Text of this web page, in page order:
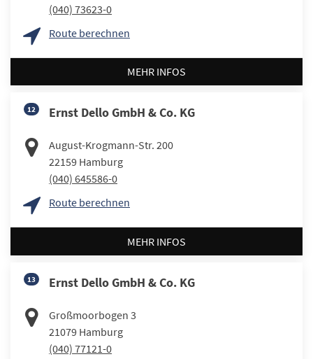
(040) 73623-0
Route berechnen
MEHR INFOS
12 Ernst Dello GmbH & Co. KG
August-Krogmann-Str. 200
22159 Hamburg
(040) 645586-0
Route berechnen
MEHR INFOS
13 Ernst Dello GmbH & Co. KG
Großmoorbogen 3
21079 Hamburg
(040) 77121-0